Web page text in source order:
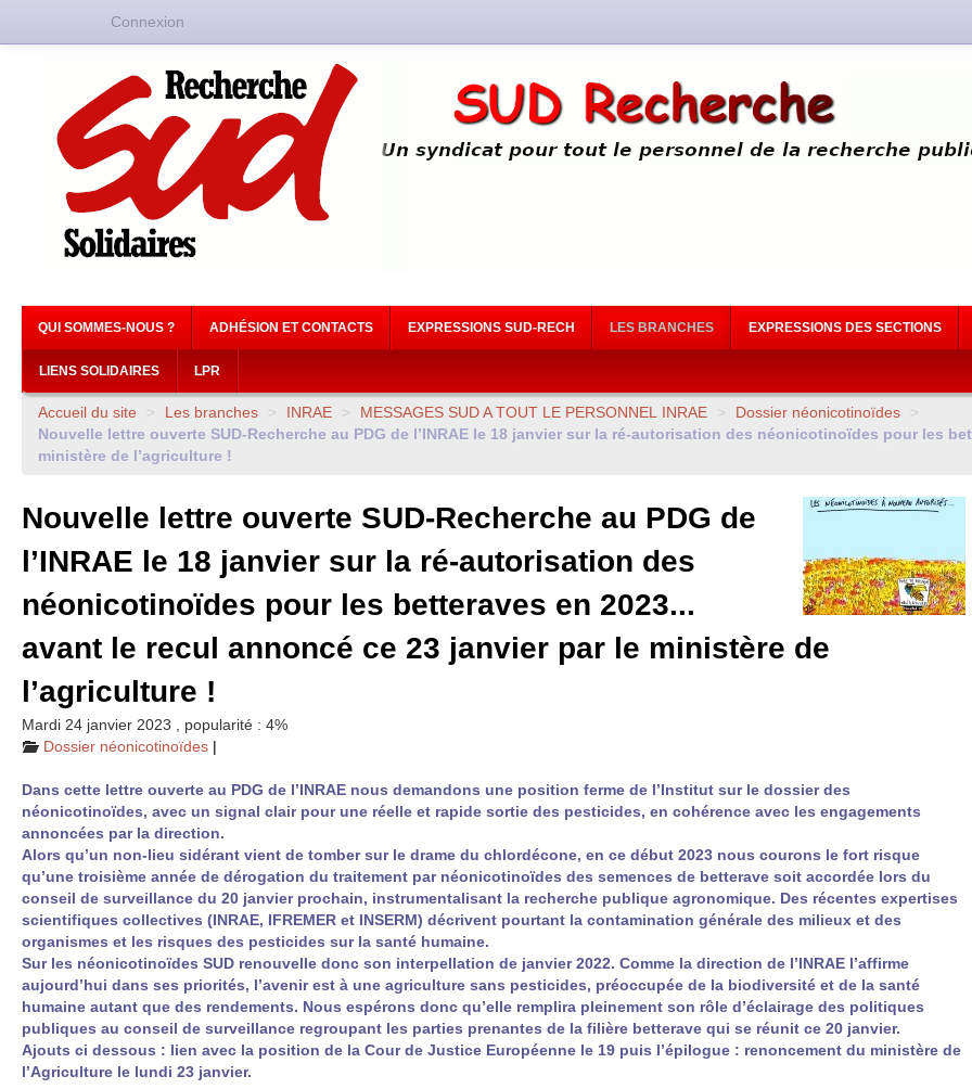
QUI SOMMES-NOUS ? ADHÉSION ET CONTACTS EXPRESSIONS SUD-RECH LES BRANCHES EXPRESSIONS DES SECTIONS
LIENS SOLIDAIRES LPR
Accueil du site > Les branches > INRAE > MESSAGES SUDATOUT LE PERSONNEL INRAE > Dossier néonicotinoïdes
>
Nouvelle lettre ouverte SUD-Recherche au PDG de l’INRAE le 18 janvier sur la ré-autorisation des néonicotinoïdes pour les
ministère de l’agriculture !
Nouvelle lettre ouverte SUD-Recherche au PDG de
l’INRAE le 18 janvier sur la ré-autorisation des
néonicotinoïdes pour les betteraves en 2023...
avant le recul annoncé ce 23 janvier par le ministère de
l’agriculture !
Mardi 24 janvier 2023
popularité : 4%
Dossier néonicotinoïdes |
Dans cette lettre ouverte au PDG de l’INRAE nous demandons une position ferme de l’Institut sur le dossier des
néonicotinoïdes, avec un signal clair pour une réelle et rapide sortie des pesticides, en cohérence avec les engagements
annoncées par la direction.
Alors qu’un non-lieu sidérant vient de tomber sur le drame du chlordécone, en ce début 2023 nous courons le fort risque
qu’une troisième année de dérogation du traitement par néonicotinoïdes des semences de betterave soit accordée lors du
conseil de surveillance du 20 janvier prochain, instrumentalisant la recherche publique agronomique. Des récentes expertises
scientifiques collectives (INRAE, IFREMER et INSERM) décrivent pourtant la contamination générale des milieux et des
organismes et les risques des pesticides sur la santé humaine.
Sur les néonicotinoïdes SUD renouvelle donc son interpellation de janvier 2022. Comme la direction de l’INRAE l’affirme
aujourd’hui dans ses priorités, l’avenir est à une agriculture sans pesticides, préoccupée de la biodiversité et de la santé
humaine autant que des rendements. Nous espérons donc qu’elle remplira pleinement son rôle d’éclairage des politiques
publiques au conseil de surveillance regroupant les parties prenantes de la filière betterave qui se réunit ce 20 janvier.
Ajouts ci dessous : lien avec la position de la Cour de Justice Européenne le 19 puis l’épilogue : renoncement du ministère de
l’Agriculture le lundi 23 janvier.
Connexion